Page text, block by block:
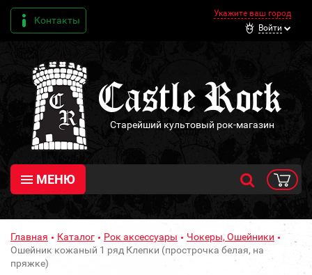
Контакты
Укажите ваш город
Войти
Старейший культовый рок-магазин
МЕНЮ
Главная Каталог Рок аксессуары
Чокеры, Ошейники
Ошейник кожаный 1 ряд Клепки (прострочка белая, на
пряжке)